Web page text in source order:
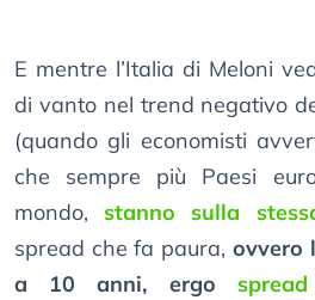
E mentre l’Italia di Meloni
di vanto nel trend negativo
(quando gli economisti
che sempre più Paesi
mondo, stanno sulla
spread che fa paura, ovvero
a 10 anni, ergo